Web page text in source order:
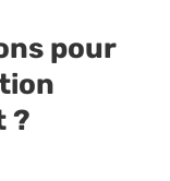
pour
?